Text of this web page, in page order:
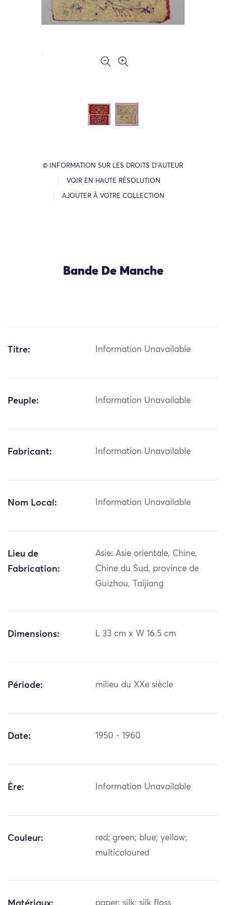
© INFORMATION SUR LES DROITS D’AUTEUR
VOIR EN HAUTE RÉSOLUTION
AJOUTER À VOTRE COLLECTION
Bande De Manche
Titre: Information Unavailable
Peuple: Information Unavailable
Fabricant: Information Unavailable
Nom Local: Information Unavailable
Lieu de
Fabrication:
Asie: Asie orientale, Chine,
Chine du Sud, province de
Guizhou, Taijiang
Dimensions: L 33 cm x W 16.5 cm
Période: milieu du XXe siècle
Date: 1950 - 1960
Ère: Information Unavailable
Couleur:
red; green; blue; yellow;
multicoloured